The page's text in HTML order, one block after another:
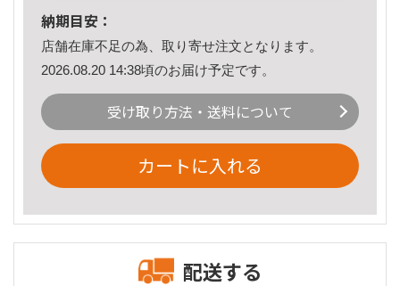
納期目安：
店舗在庫不足の為、取り寄せ注文となります。
2026.08.20 14:38頃のお届け予定です。
受け取り方法・送料について
カートに入れる
配送する